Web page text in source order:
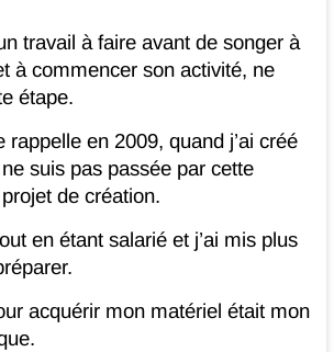
travail à faire avant de songer à
à commencer son activité, ne
étape.
rappelle en 2009, quand j’ai créé
suis pas passée par cette
de création.
en étant salarié et j’ai mis plus
acquérir mon matériel était mon